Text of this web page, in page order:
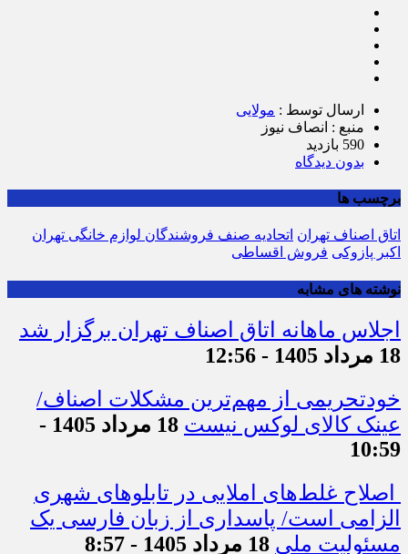
ارسال توسط : مولایی
منبع : انصاف نیوز
590 بازدید
بدون دیدگاه
برچسب ها
اتاق اصناف تهران اتحادیه صنف فروشندگان لوازم خانگی تهران
اکبر پازوکی فروش اقساطی
نوشته های مشابه
اجلاس ماهانه اتاق اصناف تهران برگزار شد
18 مرداد 1405 - 12:56
خودتحریمی از مهم‌ترین مشکلات اصناف/
عینک کالای لوکس نیست
18 مرداد 1405 -
10:59
اصلاح غلط‌های املایی در تابلوهای شهری
الزامی است/ پاسداری از زبان فارسی یک
مسئولیت ملی 18 مرداد 1405 - 8:57